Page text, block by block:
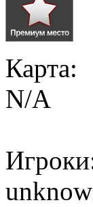
Карта:
N/A